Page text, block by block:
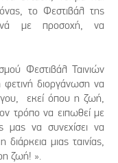
το Φεστιβάλ της
με προσοχή, να
Φεστιβάλ Ταινιών
διοργάνωση να
εκεί όπου η ζωή,
τρόπο να ειπωθεί με
μας να συνεχίσει να
μιας ταινίας,
ζωή! ».